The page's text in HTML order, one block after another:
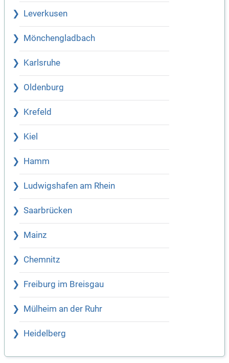
Leverkusen
Mönchengladbach
Karlsruhe
Oldenburg
Krefeld
Kiel
Hamm
Ludwigshafen am Rhein
Saarbrücken
Mainz
Chemnitz
Freiburg im Breisgau
Mülheim an der Ruhr
Heidelberg